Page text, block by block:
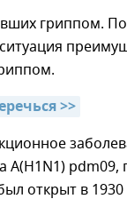
гриппом.
>>
открыт в